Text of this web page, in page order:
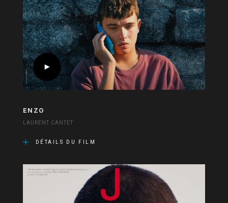
ENZO
LAURENT CANTET
DÉTAILS DU FILM